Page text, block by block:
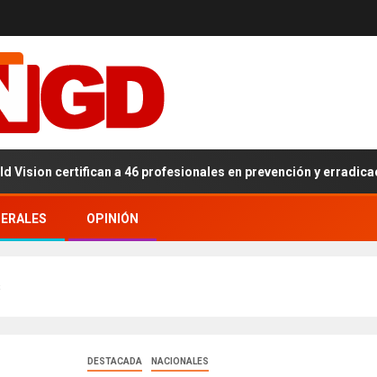
certifican a 46 profesionales en prevención y erradicación
OPINIÓN
DESTACADA NACIONALES